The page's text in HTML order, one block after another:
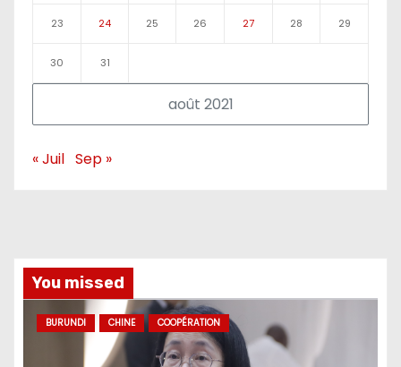
août 2021
23 24 25 26 27 28 29
30 31
« Juil Sep »
You missed
BURUNDI CHINE COOPÉRATION